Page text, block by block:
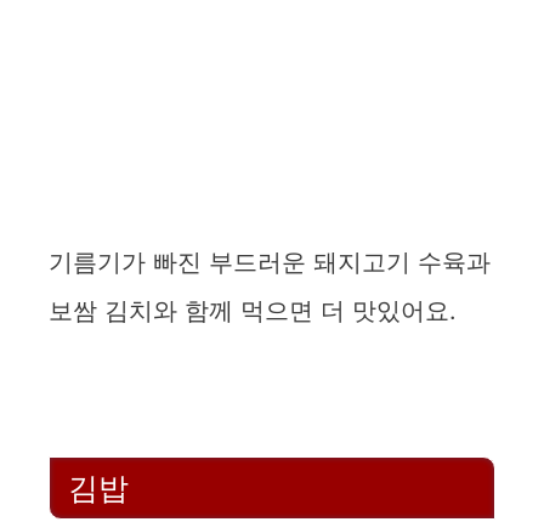
기름기가 빠진 부드러운 돼지고기 수육과
보쌈 김치와 함께 먹으면 더 맛있어요.
김밥